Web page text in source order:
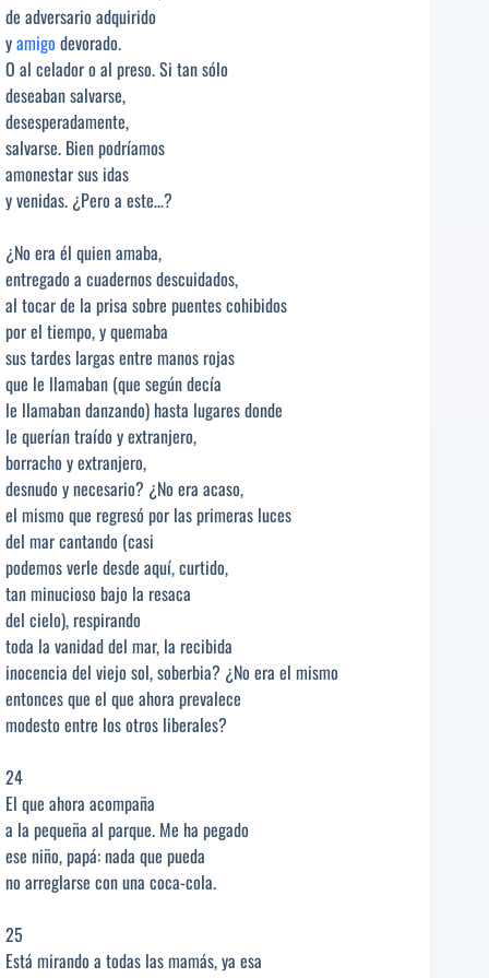
de adversario adquirido
yamigo devorado.
O al celador o al preso. Si tan sólo
deseaban salvarse,
desesperadamente,
salvarse. Bien podríamos
amonestar sus idas
y venidas. ¿Pero a este…?
¿No era él quien amaba,
entregado a cuadernos descuidados,
al tocar de la prisa sobre puentes cohibidos
por el tiempo, y quemaba
sus tardes largas entre manos rojas
que le llamaban (que según decía
le llamaban danzando) hasta lugares donde
le querían traído y extranjero,
borracho y extranjero,
desnudo y necesario? ¿No era acaso,
el mismo que regresó por las primeras luces
del mar cantando (casi
podemos verle desde aquí, curtido,
tan minucioso bajo la resaca
del cielo), respirando
toda la vanidad del mar, la recibida
inocencia del viejo sol, soberbia? ¿No era el mismo
entonces que el que ahora prevalece
modesto entre los otros liberales?
24
El que ahora acompaña
a la pequeña al parque. Me ha pegado
ese niño, papá: nada que pueda
no arreglarse con una coca-cola.
25
Está mirando a todas las mamás, ya esa